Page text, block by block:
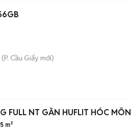
(P. Cầu Giấy mới)
FULL NT GẦN HUFLIT HÓC MÔN
m²